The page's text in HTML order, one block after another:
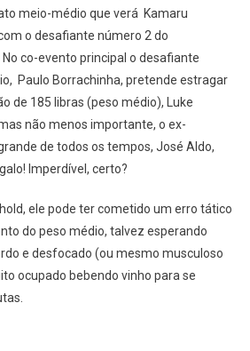
meio-médio que verá Kamaru
o desafiante número 2 do
co-evento principal o desafiante
Paulo Borrachinha, pretende estragar
de 185 libras (peso médio), Luke
não menos importante, o ex-
de todos os tempos, José Aldo,
Imperdível, certo?
ele pode ter cometido um erro tático
do peso médio, talvez esperando
e desfocado (ou mesmo musculoso
ocupado bebendo vinho para se